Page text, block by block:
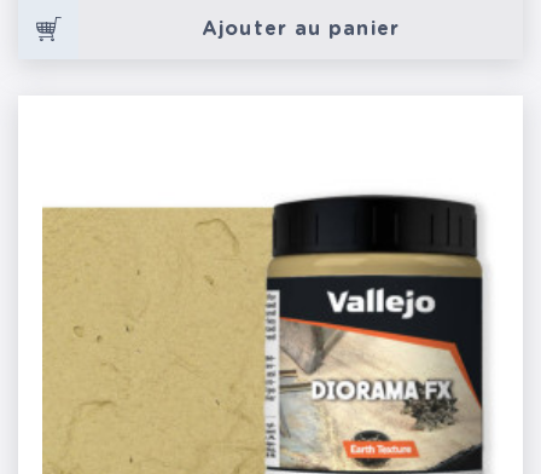
Ajouter au panier